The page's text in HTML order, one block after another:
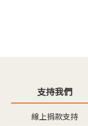
支持我們
線上捐款支持